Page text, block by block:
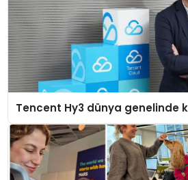
Tencent Hy3 dünya genelinde